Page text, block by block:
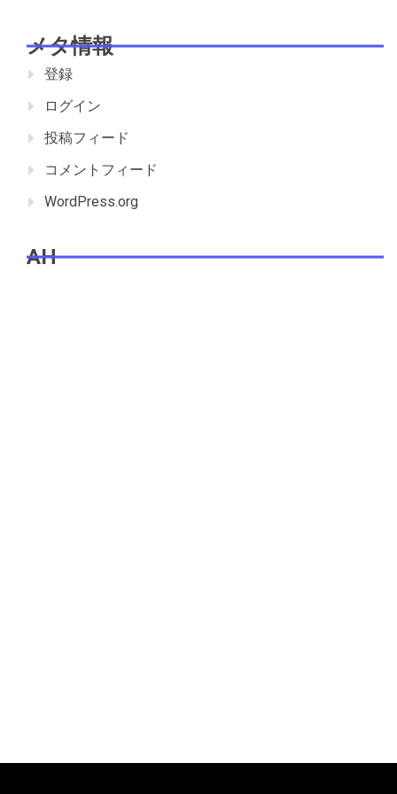
メタ情報
登録
ログイン
投稿フィード
コメントフィード
WordPress.org
AH